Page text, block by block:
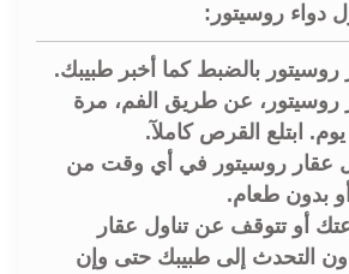
دواء روسيتور:
روسيتور بالضبط كما أخبر طبيبك.
روسيتور، عن طريق الفم، مرة
ابتلع القرص كاملآ.
عقار روسيتور في أي وقت من
أو بدون طعام.
أو تتوقف عن تناول عقار
التحدث إلى طبيبك حتى وإن